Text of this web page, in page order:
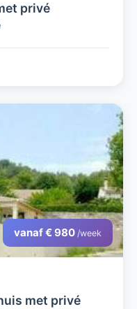
privé
vanaf € 980 /week
met privé